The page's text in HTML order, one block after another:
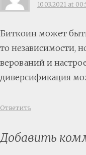
10.03.2021 at
Биткоин может
то независимости,
верований и
диверсификация
Ответить
Добавить